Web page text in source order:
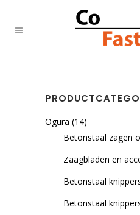
Ogura (14)
Betonstaal zagen
Zaagbladen en
Betonstaal
Betonstaal